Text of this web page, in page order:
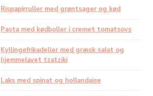
Rispapirruller med grøntsager og kød
Pasta med kødboller i cremet tomatsovs
Kyllingefrikadeller med græsk salat og
hjemmelavet tzatziki
Laks med spinat og hollandaise